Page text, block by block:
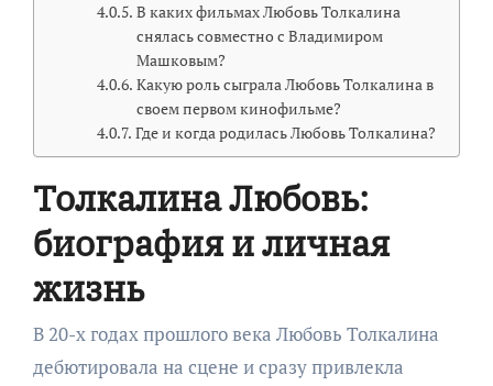
В каких фильмах Любовь Толкалина
снялась совместно с Владимиром
Машковым?
Какую роль сыграла Любовь Толкалина в
своем первом кинофильме?
Где и когда родилась Любовь Толкалина?
Толкалина Любовь:
биография и личная
жизнь
В 20-х годах прошлого века Любовь Толкалина
дебютировала на сцене и сразу привлекла